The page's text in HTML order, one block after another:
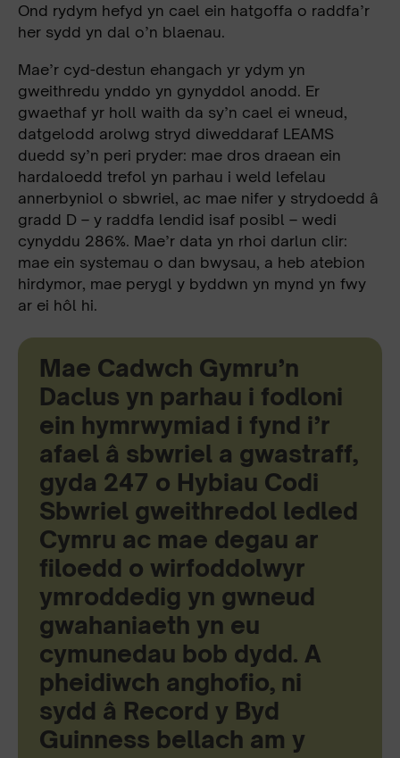
Ond rydym hefyd yn cael ein hatgoffa o raddfa’r
her sydd yn dal o’n blaenau.
Mae’r cyd-destun ehangach yr ydym yn
gweithredu ynddo yn gynyddol anodd. Er
gwaethaf yr holl waith da sy’n cael ei wneud,
datgelodd arolwg stryd diweddaraf LEAMS
duedd sy’n peri pryder: mae dros draean ein
hardaloedd trefol yn parhau i weld lefelau
annerbyniol o sbwriel, ac mae nifer y strydoedd â
gradd D – y raddfa lendid isaf posibl – wedi
cynyddu 286%. Mae’r data yn rhoi darlun clir:
mae ein systemau o dan bwysau, a heb atebion
hirdymor, mae perygl y byddwn yn mynd yn fwy
ar ei hôl hi.
Mae Cadwch Gymru’n
Daclus yn parhau i fodloni
ein hymrwymiad i fynd i’r
afael â sbwriel a gwastraff,
gyda 247 o Hybiau Codi
Sbwriel gweithredol ledled
Cymru ac mae degau ar
filoedd o wirfoddolwyr
ymroddedig yn gwneud
gwahaniaeth yn eu
cymunedau bob dydd. A
pheidiwch anghofio, ni
sydd â Record y Byd
Guinness bellach am y